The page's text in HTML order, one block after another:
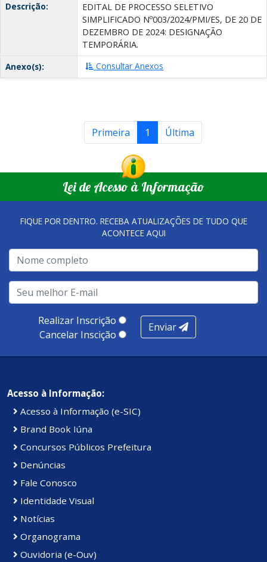
Descrição:
EDITAL DE PROCESSO SELETIVO
SIMPLIFICADO Nº003/2024/PMI/ES, DE 20 DE
DEZEMBRO DE 2024: DESIGNAÇÃO
TEMPORÁRIA.
Anexo(s):
Consultar Anexos
Primeira 1 Última
Lei de Acesso à Informação
FIQUE POR DENTRO. RECEBA ATUALIZAÇÕES DE TUDO QUE
ACONTECE AQUI
Realizar Inscrição
Cancelar Inscição
Enviar
Acesso à Informação:
Acesso à Informação (e-SIC)
Brand Book Iúna
Concursos Públicos Prefeitura
Denúncias
Fale Conosco
Identidade Visual
Notícias
Organograma
Ouvidoria (e-Ouv)